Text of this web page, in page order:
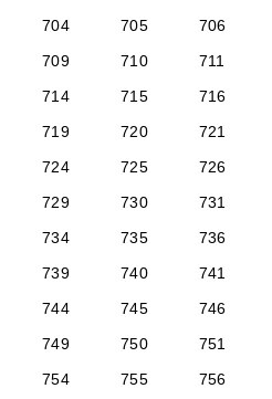
704
705 706
709
710 711
714
715 716
719
720 721
724
725 726
729
730 731
734
735 736
739
740 741
744
745 746
749
750 751
754
755 756